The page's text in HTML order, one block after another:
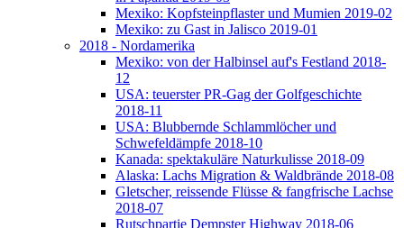
Mexiko: Kopfsteinpflaster und Mumien 2019-02
Mexiko: zu Gast in Jalisco 2019-01
2018 - Nordamerika
Mexiko: von der Halbinsel auf's Festland 2018-
12
USA: teuerster PR-Gag der Golfgeschichte
2018-11
USA: Blubbernde Schlammlöcher und
Schwefeldämpfe 2018-10
Kanada: spektakuläre Naturkulisse 2018-09
Alaska: Lachs Migration & Waldbrände 2018-08
Gletscher, reissende Flüsse & fangfrische Lachse
2018-07
Rutschpartie Dempster Highway 2018-06